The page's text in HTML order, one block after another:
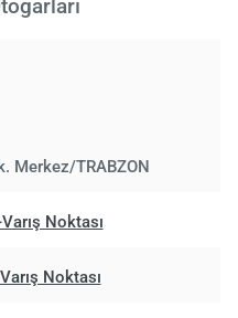
Merkez/TRABZON
Noktası
Noktası